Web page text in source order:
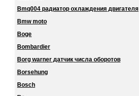
Bmq004 радиатор охлаждения двигателя
Bmw moto
Boge
Bombardier
Borg warner датчик числа оборотов
Borsehung
Bosch